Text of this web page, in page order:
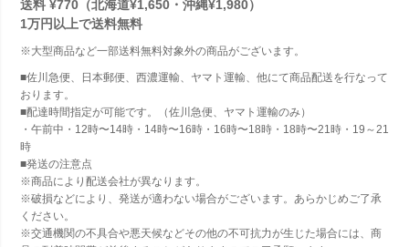
送料 ¥770（北海道¥1,650・沖縄¥1,980）
1万円以上で送料無料
※大型商品など一部送料無料対象外の商品がございます。
■佐川急便、日本郵便、西濃運輸、ヤマト運輸、他にて商品配送を行なって
おります。
■配達時間指定が可能です。（佐川急便、ヤマト運輸のみ）
・午前中・12時〜14時・14時〜16時・16時〜18時・18時〜21時・19～21
時
■発送の注意点
※商品により配送会社が異なります。
※破損などにより、発送が適わない場合がございます。あらかじめご了承
ください。
※交通機関の不具合や悪天候などその他の不可抗力が生じた場合には、商